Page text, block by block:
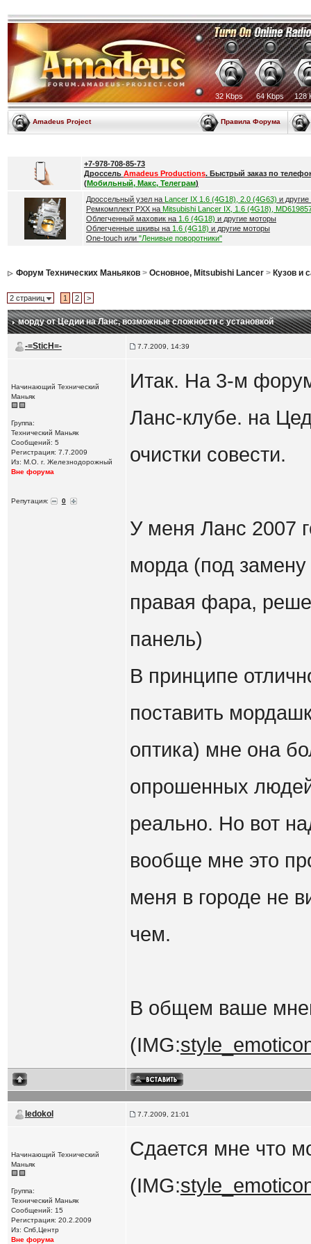
32 Kbps 64 Kbps 128
Amadeus Project Правила Форума
+7-978-708-85-73
Дроссель Amadeus Productions. Быстрый заказ по
(Мобильный, Макс, Телеграм)
Дроссельный узел на Lancer IX 1.6 (4G18), 2.0 (4G63) и
Ремкомплект РХХ на Mitsubishi Lancer IX, 1.6 (4G18),
Облегченный маховик на 1.6 (4G18) и другие моторы
Облегченные шкивы на 1.6 (4G18) и другие моторы
One-touch или "Ленивые поворотники"
Форум Технических Маньяков> Основное, Mitsubishi Lancer> Кузов и
2 страниц 1 2 >
морду от Цедии на Ланс, возможные сложности с установкой
-=SticH=- 7.7.2009, 14:39
Начинающий Технический
Маньяк
Группа:
Технический Маньяк
Сообщений: 5
Регистрация: 7.7.2009
Из: М.О. г. Железнодорожный
Вне форума
Репутация: 0
Итак. На 3-м
Ланс-клубе. на
очистки совести.
У меня Ланс 2007
морда (под
правая фара,
панель)
В принципе
поставить
оптика) мне она
опрошенных
реально. Но вот
вообще мне это
меня в городе не
чем.
В общем ваше
(IMG:
ledokol 7.7.2009, 21:01
Начинающий Технический
Маньяк
Группа:
Технический Маньяк
Сообщений: 15
Регистрация: 20.2.2009
Из: Спб,Центр
Вне форума
Сдается мне что
(IMG: